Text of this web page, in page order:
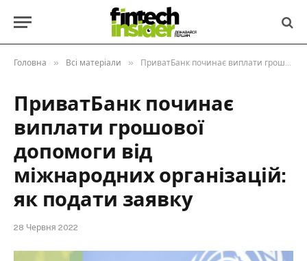
Головна » Всі матеріали » ПриватБанк починає виплати грошової допомоги від міжнародних організацій: як подати заявку
ПриватБанк починає
виплати грошової
допомоги від
міжнародних організацій:
як подати заявку
28 Червня 2022